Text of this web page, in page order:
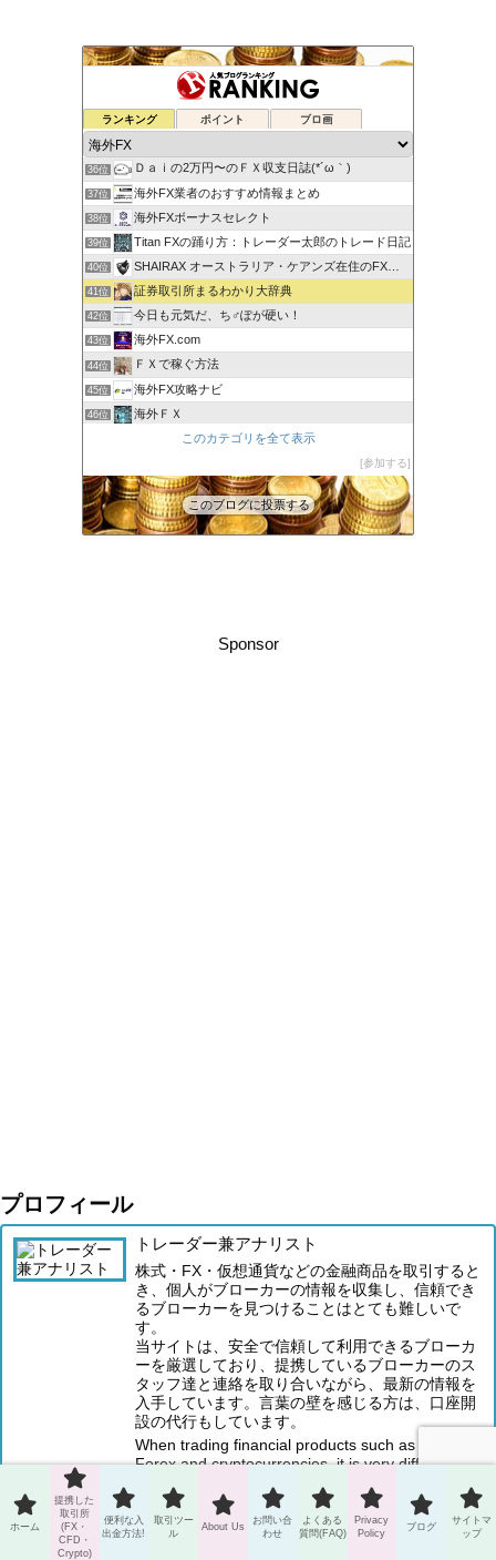
ランキング ポイント ブロ画
34位 ゆるゆる兼業投資家Vtuber編
35位
36位 Ｄａｉの2万円〜のＦＸ収支日誌(*´ω｀)
37位 海外FX業者のおすすめ情報まとめ
38位 海外FXボーナスセレクト
39位 Titan FXの踊り方：トレーダー太郎のトレード日記
40位 SHAIRAX オーストラリア・ケアンズ在住のFXトレーダー
41位 証券取引所まるわかり大辞典
42位 今日も元気だ、ち♂ぽが硬い！
43位 海外FX.com
44位 ＦＸで稼ぐ方法
45位 海外FX攻略ナビ
46位 海外ＦＸ
XM口座開設方法2022
FXの自動売買(EA)は本当に勝てるのか検証してみた
このカテゴリを全て表示
参加する
このブログに投票する
Sponsor
プロフィール
トレーダー兼アナリスト
株式・FX・仮想通貨などの金融商品を取引すると
き、個人がブローカーの情報を収集し、信頼でき
るブローカーを見つけることはとても難しいで
す。
当サイトは、安全で信頼して利用できるブローカ
ーを厳選しており、提携しているブローカーのス
タッフ達と連絡を取り合いながら、最新の情報を
入手しています。言葉の壁を感じる方は、口座開
設の代行もしています。
When trading financial products such as stocks,
Forex and cryptocurrencies, it is very difficult for
reliable broker.
This site carefully selects safe and reliable
brokers, and keeps in touch with the staff of
ホーム
提携した
取引所
(FX・
CFD・
Crypto)
便利な入
出金方法!
取引ツー
ル
About Us
お問い合
わせ
よくある
質問(FAQ)
Privacy
Policy
ブログ
サイトマ
ップ